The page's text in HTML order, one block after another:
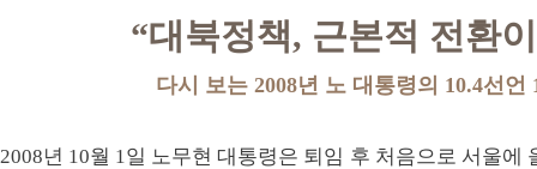
“대북정책, 근본적 전환
다시 보는 2008년 노 대통령의 10.4선언
2008년 10월 1일 노무현 대통령은 퇴임 후 처음으로 서울에